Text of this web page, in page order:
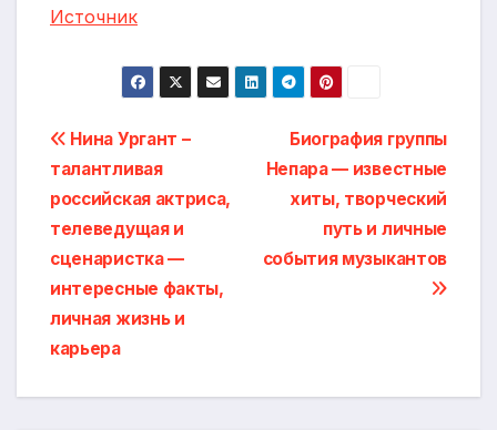
Источник
Навигация
по
записям
Биография группы
Непара — известные
хиты, творческий
путь и личные
события музыкантов
Нина Ургант –
талантливая
российская актриса,
телеведущая и
сценаристка —
интересные факты,
личная жизнь и
карьера